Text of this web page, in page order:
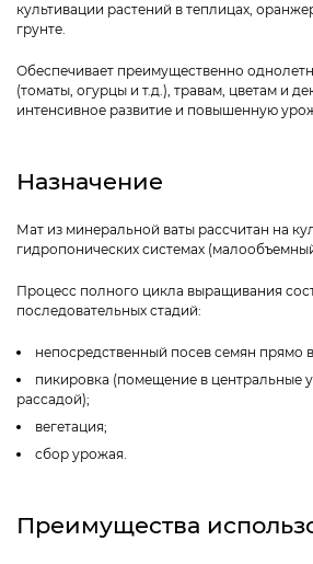
культивации растений в теплицах,
грунте.
Обеспечивает преимущественно
(томаты, огурцы и т.д.), травам, цветам и
интенсивное развитие и повышенную
Назначение
Мат из минеральной ваты рассчитан на
гидропонических системах
Процесс полного цикла выращивания
последовательных стадий:
непосредственный посев семян прямо
пикировка (помещение в центральные
рассадой);
вегетация;
сбор урожая.
Преимущества